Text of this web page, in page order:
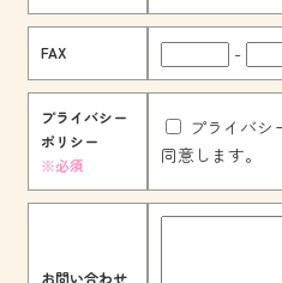
FAX -
プライバシー
ポリシー
※必須
プライバシ
同意します。
お問い合わせ